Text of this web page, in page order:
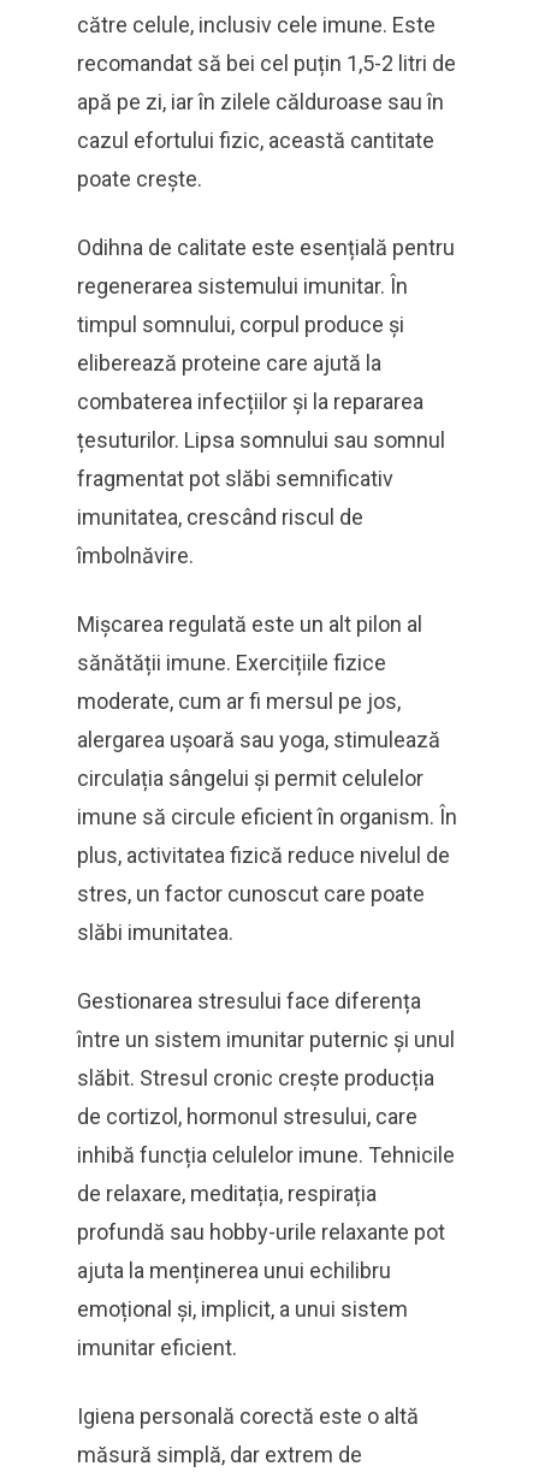
către celule, inclusiv cele imune. Este
recomandat să bei cel puțin 1,5-2 litri de
apă pe zi, iar în zilele călduroase sau în
cazul efortului fizic, această cantitate
poate crește.
Odihna de calitate este esențială pentru
regenerarea sistemului imunitar. În
timpul somnului, corpul produce și
eliberează proteine care ajută la
combaterea infecțiilor și la repararea
țesuturilor. Lipsa somnului sau somnul
fragmentat pot slăbi semnificativ
imunitatea, crescând riscul de
îmbolnăvire.
Mișcarea regulată este un alt pilon al
sănătății imune. Exercițiile fizice
moderate, cum ar fi mersul pe jos,
alergarea ușoară sau yoga, stimulează
circulația sângelui și permit celulelor
imune să circule eficient în organism. În
plus, activitatea fizică reduce nivelul de
stres, un factor cunoscut care poate
slăbi imunitatea.
Gestionarea stresului face diferența
între un sistem imunitar puternic și unul
slăbit. Stresul cronic crește producția
de cortizol, hormonul stresului, care
inhibă funcția celulelor imune. Tehnicile
de relaxare, meditația, respirația
profundă sau hobby-urile relaxante pot
ajuta la menținerea unui echilibru
emoțional și, implicit, a unui sistem
imunitar eficient.
Igiena personală corectă este o altă
măsură simplă, dar extrem de